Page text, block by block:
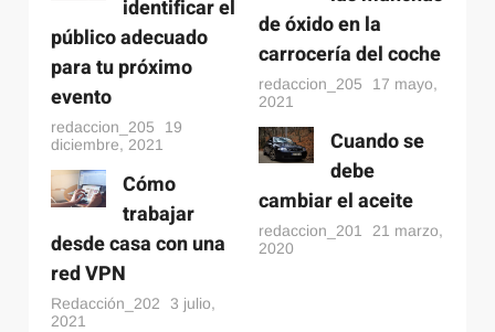
motor de un coche para producir energía?
Cultura Sociedad Internet Negocios
Cómo identificar el público adecuado para tu
próximo evento
identificar el
público adecuado
para tu próximo
evento
redaccion_205
19
diciembre, 2021
Cómo
trabajar
desde casa con una
red VPN
Redacción_202
3 julio,
2021
de óxido en la
carrocería del coche
redaccion_205
17 mayo,
2021
Cuando se
debe
cambiar el aceite
redaccion_201
21 marzo,
2020